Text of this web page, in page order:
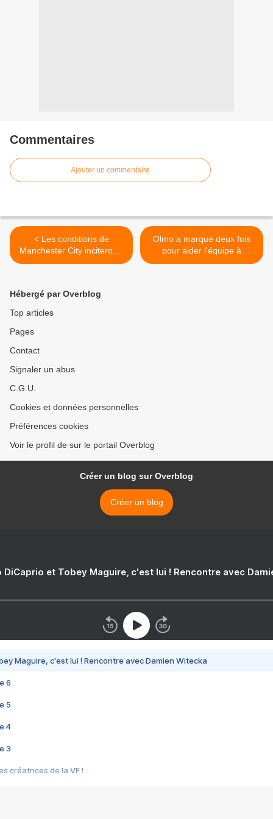
Commentaires
Ajouter un commentaire
< Les conditions de
Manchester City inciteront-
elles Guardiola à choisir de
Olmo a marqué deux fois
pour aider l'équipe à
gagner >
Hébergé par Overblog
Top articles
Pages
Contact
Signaler un abus
C.G.U.
Cookies et données personnelles
Préférences cookies
Voir le profil de sur le portail Overblog
Créer un blog sur Overblog
Créer un blog
DiCaprio et Tobey Maguire, c'est lui ! Rencontre avec
Maguire, c'est lui ! Rencontre avec Damien Witecka
6
5
4
3
créatrices de la VF !